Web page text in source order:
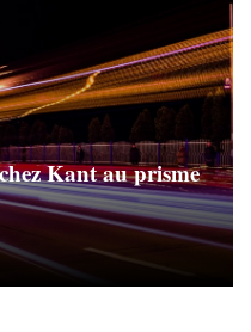
Kant au prisme